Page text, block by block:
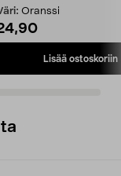
Oranssi
Lisää ostoskoriin